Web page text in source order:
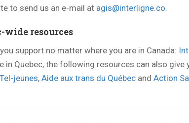
to send us an e-mail at agis@interligne.co.
wide resources
support no matter where you are in Canada:
in Quebec, the following resources can also give
Tel-jeunes, Aide aux trans du Québec and Action